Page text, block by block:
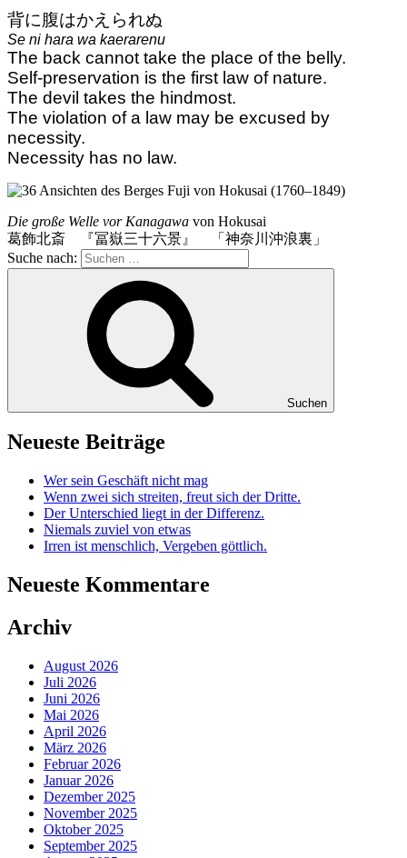
背に腹はかえられぬ
Se ni hara wa kaerarenu
The back cannot take the place of the belly.
Self-preservation is the first law of nature.
The devil takes the hindmost.
The violation of a law may be excused by
necessity.
Necessity has no law.
Die große Welle vor Kanagawa von Hokusai
葛飾北斎 『冨嶽三十六景』 「神奈川沖浪裏」
Suche nach:
Suchen
Neueste Beiträge
Wer sein Geschäft nicht mag
Wenn zwei sich streiten, freut sich der Dritte.
Der Unterschied liegt in der Differenz.
Niemals zuviel von etwas
Irren ist menschlich, Vergeben göttlich.
Neueste Kommentare
Archiv
August 2026
Juli 2026
Juni 2026
Mai 2026
April 2026
März 2026
Februar 2026
Januar 2026
Dezember 2025
November 2025
Oktober 2025
September 2025